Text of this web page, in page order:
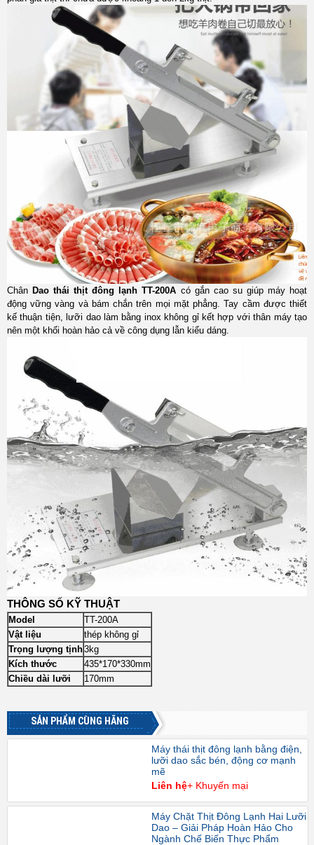
Chân Dao thái thịt đông lạnh TT-200A có gắn cao su giúp máy hoạt
động vững vàng và bám chắn trên mọi mặt phẳng. Tay cầm được thiết
kế thuận tiện, lưỡi dao làm bằng inox không gỉ kết hợp với thân máy tạo
nên một khối hoàn hảo cả về công dụng lẫn kiểu dáng.
THÔNG SỐ KỸ THUẬT
Model
TT-200A
Vật liệu
thép không gỉ
Trọng lượng tịnh3kg
Kích thước
435*170*330mm
Chiều dài lưỡi
170mm
SẢN PHẨM CÙNG HÃNG
Máy thái thịt đông lạnh bằng điện,
lưỡi dao sắc bén, động cơ mạnh
mẽ
Liên hệ+ Khuyến mại
Máy Chặt Thịt Đông Lạnh Hai Lưỡi
Dao – Giải Pháp Hoàn Hảo Cho
Ngành Chế Biến Thực Phẩm